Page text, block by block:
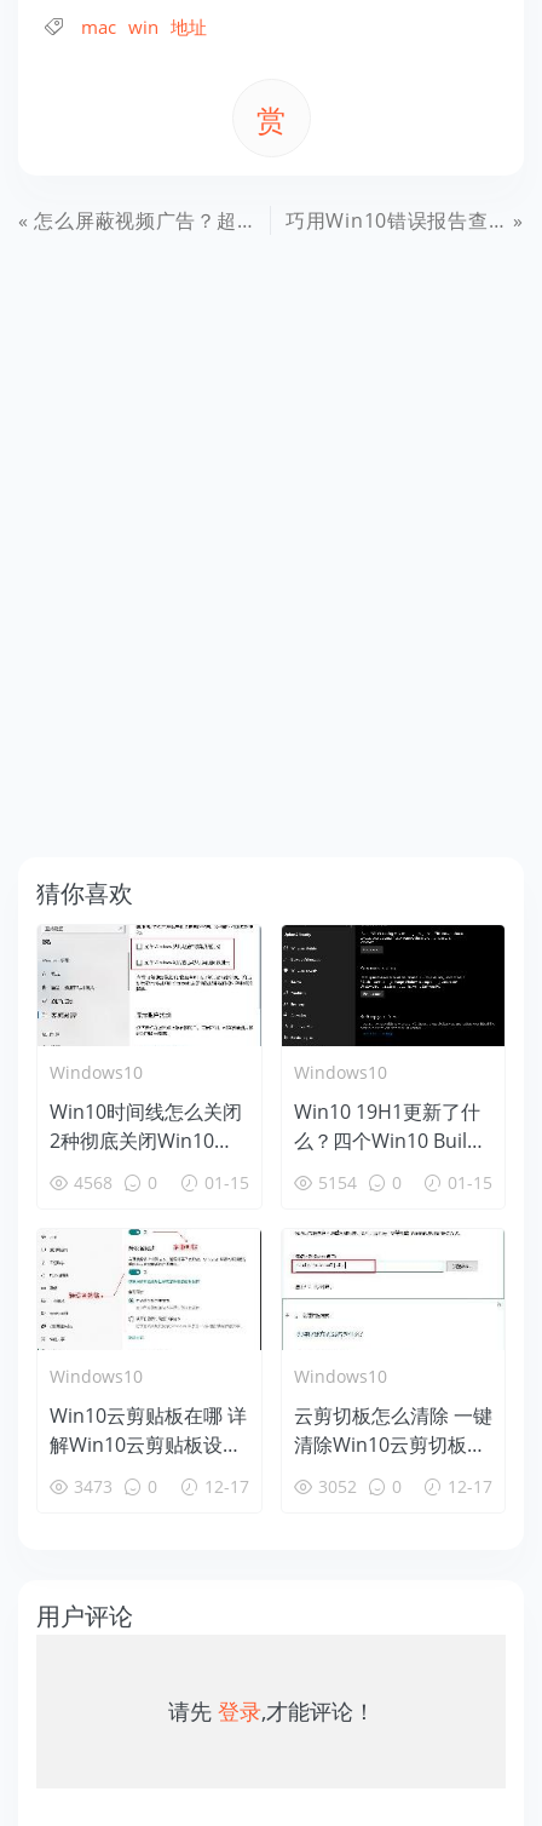
mac win 地址
赏
怎么屏蔽视频广告？超强大的屏蔽视频网站广告教程 巧用Win10错误报告查找问题解决方案
猜你喜欢
Windows10
Win10时间线怎么关闭
2种彻底关闭Win10时
间线方法
4568 0 01-15
Windows10
Win10 19H1更新了什
么？四个Win10 Build
18312新特性盘点
5154 0 01-15
Windows10
Win10云剪贴板在哪 详
解Win10云剪贴板设置
使用教程
3473 0 12-17
Windows10
云剪切板怎么清除 一键
清除Win10云剪切板方
法 3052 0 12-17
用户评论
请先 登录,才能评论！